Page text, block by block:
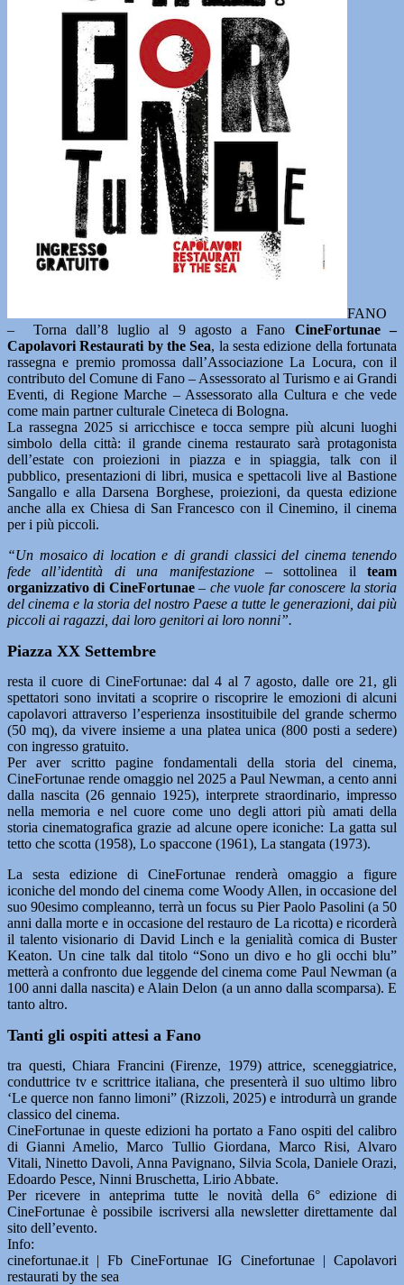
FANO
– Torna dall’8 luglio al 9 agosto a Fano CineFortunae –
Capolavori Restaurati by the Sea, la sesta edizione della fortunata
rassegna e premio promossa dall’Associazione La Locura, con il
contributo del Comune di Fano – Assessorato al Turismo e ai Grandi
Eventi, di Regione Marche – Assessorato alla Cultura e che vede
come main partner culturale Cineteca di Bologna.
La rassegna 2025 si arricchisce e tocca sempre più alcuni luoghi
simbolo della città: il grande cinema restaurato sarà protagonista
dell’estate con proiezioni in piazza e in spiaggia, talk con il
pubblico, presentazioni di libri, musica e spettacoli live al Bastione
Sangallo e alla Darsena Borghese, proiezioni, da questa edizione
anche alla ex Chiesa di San Francesco con il Cinemino, il cinema
per i più piccoli.
“Un mosaico di location e di grandi classici del cinema tenendo
fede all’identità di una manifestazione– sottolinea il team
organizzativo di CineFortunae– che vuole far conoscere la storia
del cinema e la storia del nostro Paese a tutte le generazioni, dai più
piccoli ai ragazzi, dai loro genitori ai loro nonni”.
Piazza XX Settembre
resta il cuore di CineFortunae: dal 4 al 7 agosto, dalle ore 21, gli
spettatori sono invitati a scoprire o riscoprire le emozioni di alcuni
capolavori attraverso l’esperienza insostituibile del grande schermo
(50 mq), da vivere insieme a una platea unica (800 posti a sedere)
con ingresso gratuito.
Per aver scritto pagine fondamentali della storia del cinema,
CineFortunae rende omaggio nel 2025 a Paul Newman, a cento anni
dalla nascita (26 gennaio 1925), interprete straordinario, impresso
nella memoria e nel cuore come uno degli attori più amati della
storia cinematografica grazie ad alcune opere iconiche: La gatta sul
tetto che scotta (1958), Lo spaccone (1961), La stangata (1973).
La sesta edizione di CineFortunae renderà omaggio a figure
iconiche del mondo del cinema come Woody Allen, in occasione del
suo 90esimo compleanno, terrà un focus su Pier Paolo Pasolini (a 50
anni dalla morte e in occasione del restauro de La ricotta) e ricorderà
il talento visionario di David Linch e la genialità comica di Buster
Keaton. Un cine talk dal titolo “Sono un divo e ho gli occhi blu”
metterà a confronto due leggende del cinema come Paul Newman (a
100 anni dalla nascita) e Alain Delon (a un anno dalla scomparsa). E
tanto altro.
Tanti gli ospiti attesi a Fano
tra questi, Chiara Francini (Firenze, 1979) attrice, sceneggiatrice,
conduttrice tv e scrittrice italiana, che presenterà il suo ultimo libro
‘Le querce non fanno limoni” (Rizzoli, 2025) e introdurrà un grande
classico del cinema.
CineFortunae in queste edizioni ha portato a Fano ospiti del calibro
di Gianni Amelio, Marco Tullio Giordana, Marco Risi, Alvaro
Vitali, Ninetto Davoli, Anna Pavignano, Silvia Scola, Daniele Orazi,
Edoardo Pesce, Ninni Bruschetta, Lirio Abbate.
Per ricevere in anteprima tutte le novità della 6° edizione di
CineFortunae è possibile iscriversi alla newsletter direttamente dal
sito dell’evento.
Info:
cinefortunae.it | Fb CineFortunae IG Cinefortunae | Capolavori
restaurati by the sea